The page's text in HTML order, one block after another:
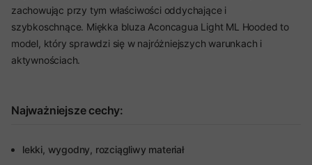
zachowując przy tym właściwości oddychające i
szybkoschnące. Miękka bluza Aconcagua Light ML Hooded to
model, który sprawdzi się w najróżniejszych warunkach i
aktywnościach.
Najważniejsze cechy:
lekki, wygodny, rozciągliwy materiał